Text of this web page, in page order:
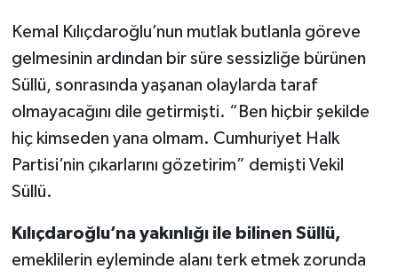
Kemal Kılıçdaroğlu’nun mutlak butlanla göreve
gelmesinin ardından bir süre sessizliğe bürünen
Süllü, sonrasında yaşanan olaylarda taraf
olmayacağını dile getirmişti. “Ben hiçbir şekilde
hiç kimseden yana olmam. Cumhuriyet Halk
Partisi’nin çıkarlarını gözetirim” demişti Vekil
Süllü.
Kılıçdaroğlu’na yakınlığı ile bilinen Süllü,
emeklilerin eyleminde alanı terk etmek zorunda